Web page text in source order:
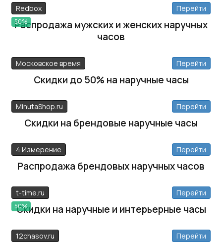
Redbox
50%
Перейти
Распродажа мужских и женских наручных
часов
Московское время Перейти
Скидки до 50% на наручные часы
MinutaShop.ru Перейти
Скидки на брендовые наручные часы
4 Измерение Перейти
Распродажа брендовых наручных часов
t-time.ru
50%
Перейти
Скидки на наручные и интерьерные часы
12chasov.ru Перейти